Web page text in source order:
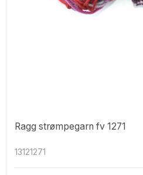
Ragg strømpegarn fv 1271
13121271